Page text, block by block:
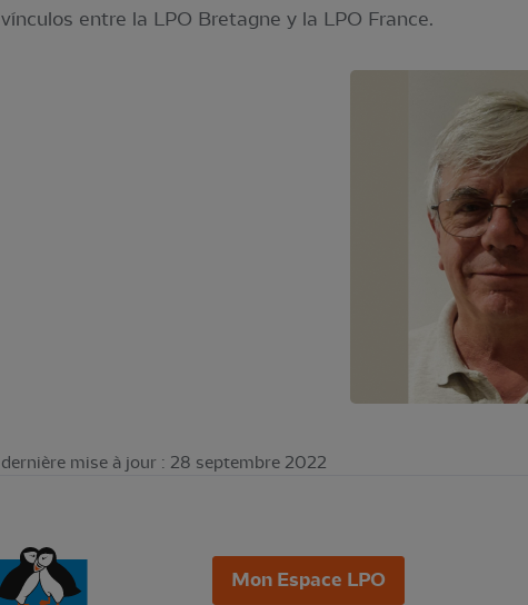
vínculos entre la LPO Bretagne y la LPO France.
dernière mise à jour : 28 septembre 2022
Mon Espace LPO